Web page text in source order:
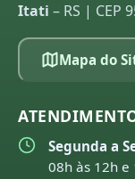
Itati – RS | CEP
Mapa do
Segunda a
08h às 12h e